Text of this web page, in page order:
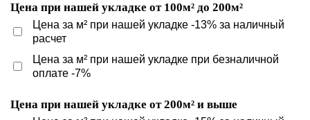
Цена при нашей укладке от 100м² до 200м²
Цена за м² при нашей укладке -13% за наличный
расчет
Цена за м² при нашей укладке при безналичной
оплате -7%
Цена при нашей укладке от 200м² и выше